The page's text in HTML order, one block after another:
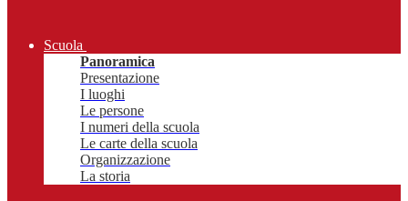
Scuola
Panoramica
Presentazione
I luoghi
Le persone
I numeri della scuola
Le carte della scuola
Organizzazione
La storia